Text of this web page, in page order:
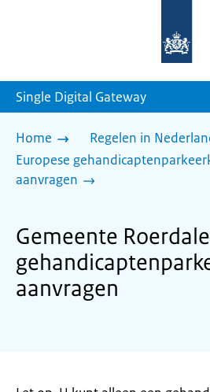
homepage
Single Digital Gateway
Home
Regelen in
Europese
aanvragen
Gemeente
aanvragen